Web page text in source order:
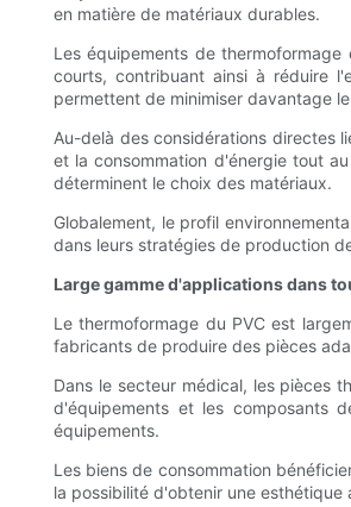
en matière de matériaux durables.
Les équipements de
courts, contribuant ainsi à réduire
permettent de minimiser davantage
Au-delà des considérations directes
et la consommation d'énergie tout
déterminent le choix des matériaux.
Globalement, le profil
dans leurs stratégies de production
Large gamme d'applications dans
Le thermoformage du PVC est
fabricants de produire des pièces
Dans le secteur médical, les pièces
d'équipements et les composants
équipements.
Les biens de consommation
la possibilité d'obtenir une